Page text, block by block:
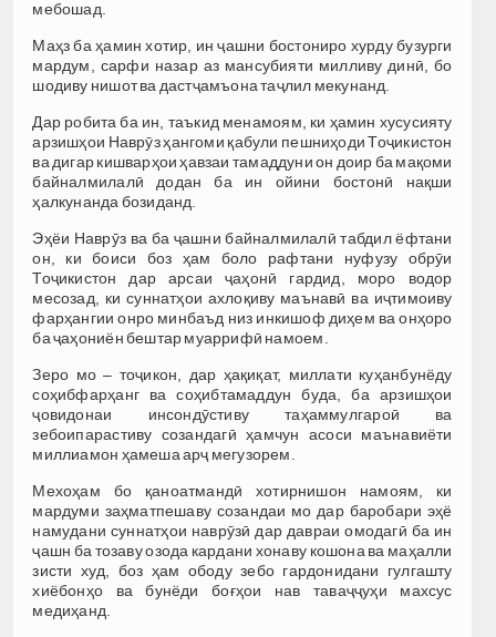
мебошад.
Маҳз ба ҳамин хотир, ин ҷашни бостониро хурду бузурги
мардум, сарфи назар аз мансубияти милливу динӣ, бо
шодиву нишот ва дастҷамъона таҷлил мекунанд.
Дар робита ба ин, таъкид менамоям, ки ҳамин хусусияту
арзишҳои Наврӯз ҳангоми қабули пешниҳоди Тоҷикистон
ва дигар кишварҳои ҳавзаи тамаддуни он доир ба мақоми
байналмилалӣ додан ба ин ойини бостонӣ нақши
ҳалкунанда бозиданд.
Эҳёи Наврӯз ва ба ҷашни байналмилалӣ табдил ёфтани
он, ки боиси боз ҳам боло рафтани нуфузу обрӯи
Тоҷикистон дар арсаи ҷаҳонӣ гардид, моро водор
месозад, ки суннатҳои ахлоқиву маънавӣ ва иҷтимоиву
фарҳангии онро минбаъд низ инкишоф диҳем ва онҳоро
ба ҷаҳониён бештар муаррифӣ намоем.
Зеро мо – тоҷикон, дар ҳақиқат, миллати куҳанбунёду
соҳибфарҳанг ва соҳибтамаддун буда, ба арзишҳои
ҷовидонаи инсондӯстиву таҳаммулгароӣ ва
зебоипарастиву созандагӣ ҳамчун асоси маънавиёти
миллиамон ҳамеша арҷ мегузорем.
Мехоҳам бо қаноатмандӣ хотирнишон намоям, ки
мардуми заҳматпешаву созандаи мо дар баробари эҳё
намудани суннатҳои наврӯзӣ дар давраи омодагӣ ба ин
ҷашн ба тозаву озода кардани хонаву кошона ва маҳалли
зисти худ, боз ҳам ободу зебо гардонидани гулгашту
хиёбонҳо ва бунёди боғҳои нав таваҷҷуҳи махсус
медиҳанд.